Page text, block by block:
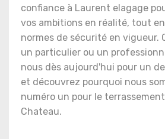
confiance à Laurent elagage
vos ambitions en réalité, tout
normes de sécurité en vigueur.
un particulier ou un
nous dès aujourd'hui pour un
et découvrez pourquoi nous
numéro un pour le
Chateau.